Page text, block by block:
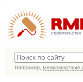
строительство
Например, межкомнатные